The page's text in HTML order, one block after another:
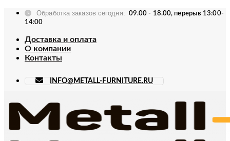
Skip
Обработка заказов сегодня:
09.00 - 18.00, перерыв 13:00-
14:00
Доставка и оплата
О компании
Контакты
INFO@METALL-FURNITURE.RU